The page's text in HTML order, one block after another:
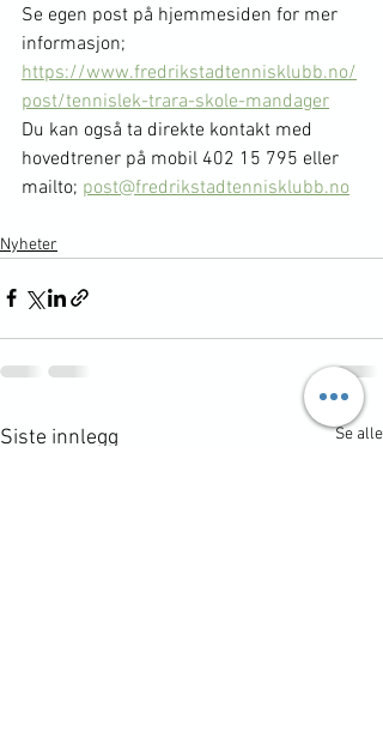
Se egen post på hjemmesiden for mer
informasjon;
https://www.fredrikstadtennisklubb.no/
post/tennislek-trara-skole-mandager
Du kan også ta direkte kontakt med
hovedtrener på mobil 402 15 795 eller
mailto; post@fredrikstadtennisklubb.no
Nyheter
Siste innlegg Se alle